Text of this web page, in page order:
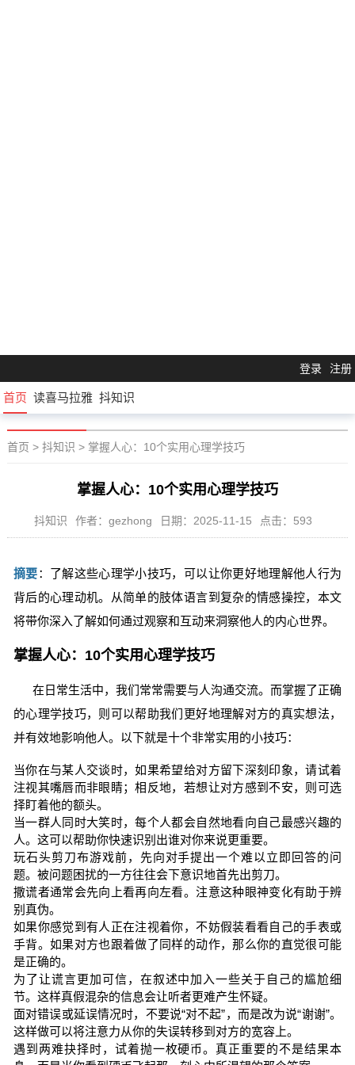
登录 注册
首页 读喜马拉雅 抖知识
首页 > 抖知识 > 掌握人心：10个实用心理学技巧
掌握人心：10个实用心理学技巧
抖知识 作者：gezhong 日期：2025-11-15 点击：593
摘要：了解这些心理学小技巧，可以让你更好地理解他人行为
背后的心理动机。从简单的肢体语言到复杂的情感操控，本文
将带你深入了解如何通过观察和互动来洞察他人的内心世界。
掌握人心：10个实用心理学技巧
在日常生活中，我们常常需要与人沟通交流。而掌握了正确
的心理学技巧，则可以帮助我们更好地理解对方的真实想法，
并有效地影响他人。以下就是十个非常实用的小技巧：
当你在与某人交谈时，如果希望给对方留下深刻印象，请试着
注视其嘴唇而非眼睛；相反地，若想让对方感到不安，则可选
择盯着他的额头。
当一群人同时大笑时，每个人都会自然地看向自己最感兴趣的
人。这可以帮助你快速识别出谁对你来说更重要。
玩石头剪刀布游戏前，先向对手提出一个难以立即回答的问
题。被问题困扰的一方往往会下意识地首先出剪刀。
撒谎者通常会先向上看再向左看。注意这种眼神变化有助于辨
别真伪。
如果你感觉到有人正在注视着你，不妨假装看看自己的手表或
手背。如果对方也跟着做了同样的动作，那么你的直觉很可能
是正确的。
为了让谎言更加可信，在叙述中加入一些关于自己的尴尬细
节。这样真假混杂的信息会让听者更难产生怀疑。
面对错误或延误情况时，不要说“对不起”，而是改为说“谢谢”。
这样做可以将注意力从你的失误转移到对方的宽容上。
遇到两难抉择时，试着抛一枚硬币。真正重要的不是结果本